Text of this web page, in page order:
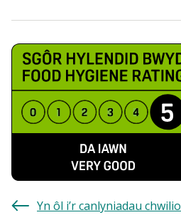
Yn ôl i’r canlyniadau chwilio